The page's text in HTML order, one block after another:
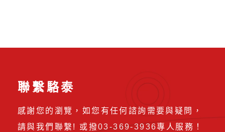
聯繫駱泰
感謝您的瀏覽，如您有任何諮詢需要與疑問，
請與我們聯繫! 或撥03-369-3936專人服務！